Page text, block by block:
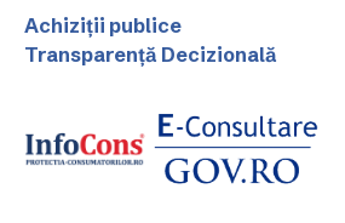
Achiziții publice
Transparență Decizională